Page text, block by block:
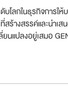
บโลกในธุรกิจการใ
ร้างสรรค์และนำเส
นแปลงอยู่เสมอ
ชั่วคราว และพนักง
ารช่วยหางานใหม่
รด้านงานบริหารท